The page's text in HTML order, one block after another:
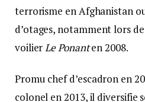
terrorisme en Afghanistan
d’otages, notamment lors
voilierLe Ponanten 2008.
Promu chef d’escadron en
colonel en 2013, il diversifie